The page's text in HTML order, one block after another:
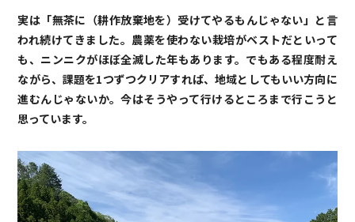
実は「無茶に（耕作放棄地を）受けてやるもんじゃない」と言
われ続けてきました。農薬を使わない栽培がベストだといって
も、ニンニクがほぼ全滅した年もあります。でもある程度耐え
ながら、課題を1つずつクリアすれば、地域としてもいい方向に
進むんじゃないか。今はそうやって行けるところまで行こうと
思っています。